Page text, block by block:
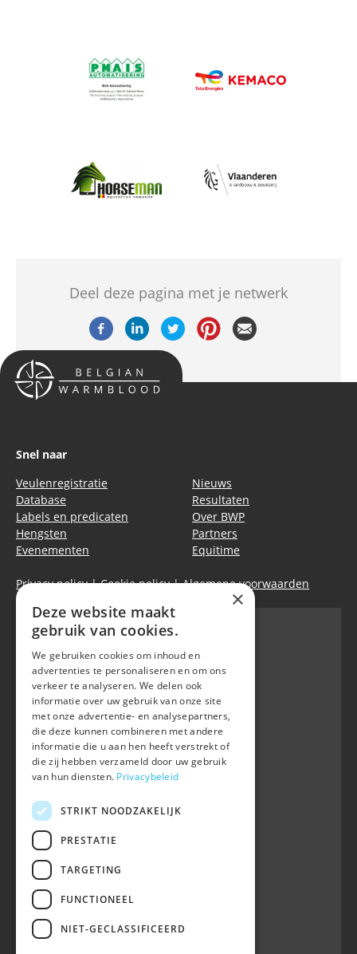
Afbeelding
Afbeelding
Afbeelding Afbeelding
Deel deze pagina met je netwerk
Snel naar
Veulenregistratie
Database
Labels en predicaten
Hengsten
Evenementen
Nieuws
Resultaten
Over BWP
Partners
Equitime
Privacy policy|Cookie policy|Algemene voorwaarden
Belgian Warmblood - BWP
Waversebaan 99
B-3050 OUD-HEVERLEE
+32 (0) 16 47 99 80
info@belgian-warmblood.com
BTW BE 0410.346.424
RPR Leuven
IBAN BE40 7364 0368 4863
Volg ons op
Wij zijn telefonisch bereikbaar:
woe 9u-12u
maa, din, don, vrij 13u-16u
×
Deze website maakt
gebruik van cookies.
We gebruiken cookies om inhoud en
advertenties te personaliseren en om ons
verkeer te analyseren. We delen ook
informatie over uw gebruik van onze site
met onze advertentie- en analysepartners,
die deze kunnen combineren met andere
informatie die u aan hen heeft verstrekt of
die zij hebben verzameld door uw gebruik
van hun diensten. Privacybeleid
STRIKT NOODZAKELIJK
PRESTATIE
TARGETING
FUNCTIONEEL
NIET-GECLASSIFICEERD